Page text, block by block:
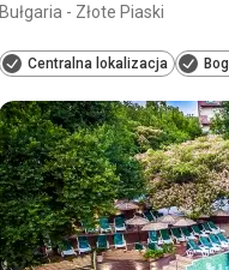
Bułgaria - Złote Piaski
Centralna lokalizacja